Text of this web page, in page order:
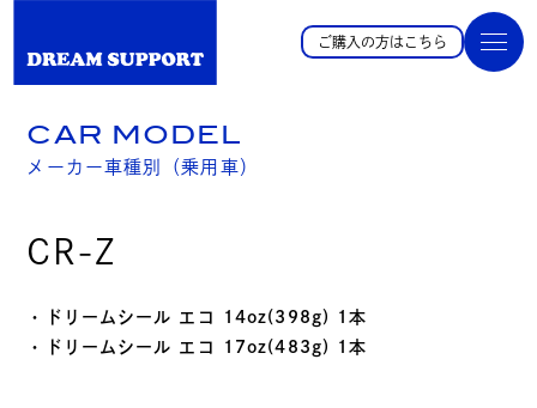
ご購入の方はこちら
CAR MODEL
メーカー車種別（乗用車）
CR-Z
・ドリームシール エコ 14oz(398g) 1本
・ドリームシール エコ 17oz(483g) 1本